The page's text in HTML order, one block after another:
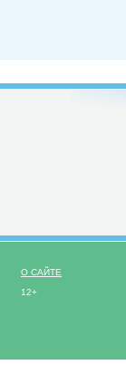
О САЙТЕ
12+